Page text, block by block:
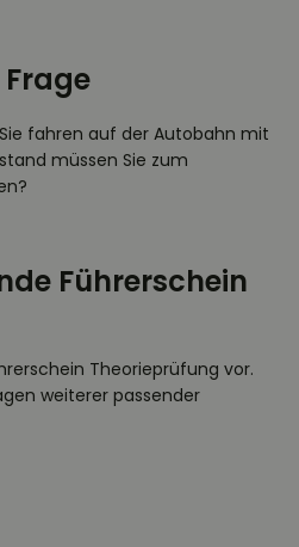
Frage
fahren auf der Autobahn mit
müssen Sie zum
Führerschein
Theorieprüfung vor.
weiterer passender